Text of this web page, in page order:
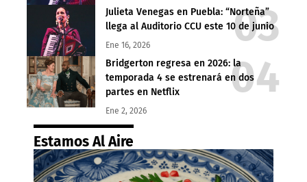
Julieta Venegas en Puebla: “Norteña”
llega al Auditorio CCU este 10 de junio
Ene 16, 2026
Bridgerton regresa en 2026: la
temporada 4 se estrenará en dos
partes en Netflix
Ene 2, 2026
Estamos Al Aire